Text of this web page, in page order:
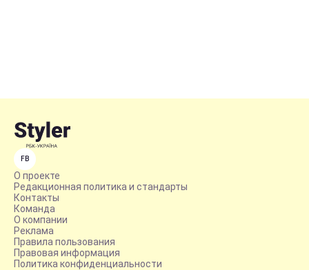
FB
О проекте
Редакционная политика и стандарты
Контакты
Команда
О компании
Реклама
Правила пользования
Правовая информация
Политика конфиденциальности